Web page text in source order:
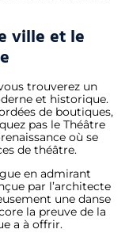
ville et le
trouverez un
et historique.
de boutiques,
pas le Théâtre
où se
de théâtre.
en admirant
par l’architecte
une danse
la preuve de la
a à offrir.